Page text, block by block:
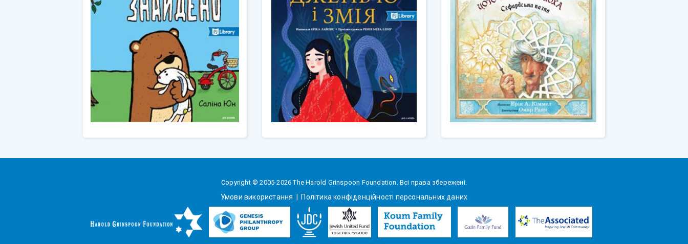
Copyright © 2005-2026 The Harold Grinspoon Foundation. Всі права збережені.
Умови використання Політика конфіденційності персональних даних